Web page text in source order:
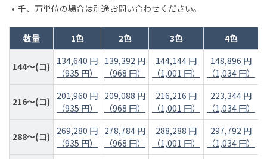
千、万単位の場合は別途お問い合わせください。
数量 1色 2色 3色 4色
144～(コ)
134,640 円
（935 円）
139,392 円
（968 円）
144,144 円
（1,001 円）
148,896 円
（1,034 円）
216～(コ)
201,960 円
（935 円）
209,088 円
（968 円）
216,216 円
（1,001 円）
223,344 円
（1,034 円）
288～(コ)
269,280 円
（935 円）
278,784 円
（968 円）
288,288 円
（1,001 円）
297,792 円
（1,034 円）